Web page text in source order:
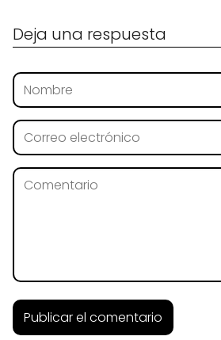
Deja una respuesta